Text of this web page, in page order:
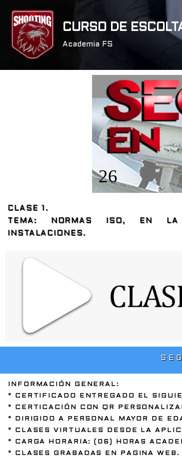
Saltar
contenido
CURSO DE
Academia FS
CLASE 1.
TEMA: NORMAS ISO, EN LA
INSTALACIONES.
INFORMACIÓN GENERAL:
° CERTIFICADO ENTREGADO EL
° CERTICACIÓN CON QR
° DIRIGIDO A PERSONAL MAYOR DE
° CLASES VIRTUALES DESDE LA
° CARGA HORARIA: (06) HORAS
° CLASES GRABADAS EN PAGINA WEB.